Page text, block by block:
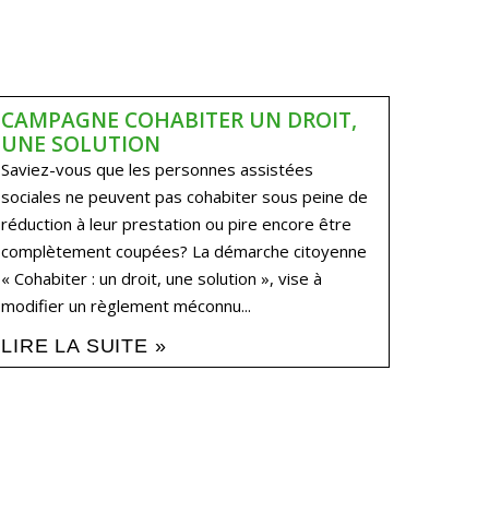
CAMPAGNE COHABITER UN DROIT,
UNE SOLUTION
Saviez-vous que les personnes assistées
sociales ne peuvent pas cohabiter sous peine de
réduction à leur prestation ou pire encore être
complètement coupées? La démarche citoyenne
« Cohabiter : un droit, une solution », vise à
modifier un règlement méconnu...
LIRE LA SUITE »